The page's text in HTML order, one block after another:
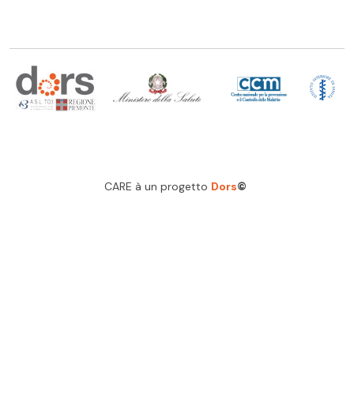
CARE à un progetto Dors©